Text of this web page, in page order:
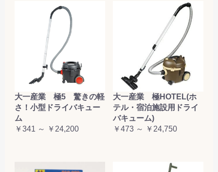
大一産業 極5 驚きの軽
さ！小型ドライバキュー
ム
￥341 ～ ￥24,200
大一産業 極HOTEL(ホ
テル・宿泊施設用ドライ
バキューム)
￥473 ～ ￥24,750